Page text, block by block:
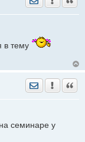
в тему
Отправить
семинаре у